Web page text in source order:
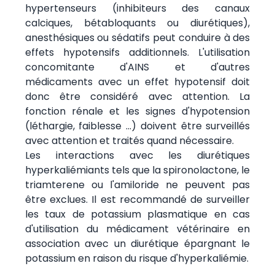
hypertenseurs (inhibiteurs des canaux
calciques, bétabloquants ou diurétiques),
anesthésiques ou sédatifs peut conduire à des
effets hypotensifs additionnels. L'utilisation
concomitante d'AINS et d'autres
médicaments avec un effet hypotensif doit
donc être considéré avec attention. La
fonction rénale et les signes d'hypotension
(léthargie, faiblesse ...) doivent être surveillés
avec attention et traités quand nécessaire.
Les interactions avec les diurétiques
hyperkaliémiants tels que la spironolactone, le
triamterene ou l'amiloride ne peuvent pas
être exclues. Il est recommandé de surveiller
les taux de potassium plasmatique en cas
d'utilisation du médicament vétérinaire en
association avec un diurétique épargnant le
potassium en raison du risque d'hyperkaliémie.